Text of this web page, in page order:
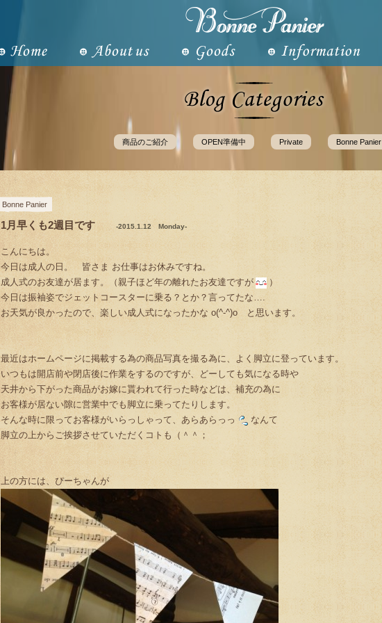
商品のご紹介 OPEN準備中 Private Bonne Panier
Bonne Panier
1月早くも2週目です -2015.1.12 Monday-
こんにちは。
今日は成人の日。 皆さま お仕事はお休みですね。
成人式のお友達が居ます。（親子ほど年の離れたお友達ですが
）
今日は振袖姿でジェットコースターに乗る？とか？言ってたな….
お天気が良かったので、楽しい成人式になったかな o(^-^)o と思います。
最近はホームページに掲載する為の商品写真を撮る為に、よく脚立に登っています。
いつもは開店前や閉店後に作業をするのですが、どーしても気になる時や
天井から下がった商品がお嫁に貰われて行った時などは、補充の為に
お客様が居ない隙に営業中でも脚立に乗ってたりします。
そんな時に限ってお客様がいらっしゃって、あらあらっっ
なんて
脚立の上からご挨拶させていただくコトも（＾＾；
上の方には、ぴーちゃんが